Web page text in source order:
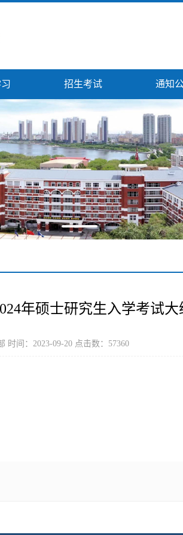
招生考试 通知
年硕士研究生入学考试大
时间：2023-09-20 点击数： 57360